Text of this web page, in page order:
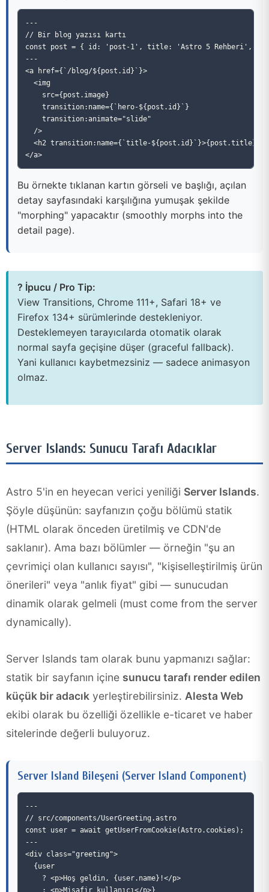
---
// Bir blog yazısı kartı
const post = { id: 'post-1', title: 'Astro 5 Rehberi',
---
<a href={`/blog/${post.id}`}>
  <img
    src={post.image}
    transition:name={`hero-${post.id}`}
    transition:animate="slide"
  />
<h2 transition:name={`title-${post.id}`}>{post.title}</
Bu örnekte tıklanan kartın görseli ve başlığı, açılan
detay sayfasındaki karşılığına yumuşak şekilde
"morphing" yapacaktır (smoothly morphs into the
detail page).
? İpucu / Pro Tip:
View Transitions, Chrome 111+, Safari 18+ ve
Firefox 134+ sürümlerinde destekleniyor.
Desteklemeyen tarayıcılarda otomatik olarak
normal sayfa geçişine düşer (graceful fallback).
Yani kullanıcı kaybetmezsiniz — sadece animasyon
olmaz.
Server Islands: Sunucu Tarafı Adacıklar
Astro 5'in en heyecan verici yeniliği Server Islands.
Şöyle düşünün: sayfanızın çoğu bölümü statik
(HTML olarak önceden üretilmiş ve CDN'de
saklanır). Ama bazı bölümler — örneğin "şu an
çevrimiçi olan kullanıcı sayısı", "kişiselleştirilmiş ürün
önerileri" veya "anlık fiyat" gibi — sunucudan
dinamik olarak gelmeli (must come from the server
dynamically).
Server Islands tam olarak bunu yapmanızı sağlar:
statik bir sayfanın içine sunucu tarafı render edilen
küçük bir adacık yerleştirebilirsiniz. Alesta Web
ekibi olarak bu özelliği özellikle e-ticaret ve haber
sitelerinde değerli buluyoruz.
Server Island Bileşeni (Server Island Component)
---
// src/components/UserGreeting.astro
const user = await getUserFromCookie(Astro.cookies);
---
<div class="greeting">
  {user
    ? <p>Hoş geldin, {user.name}!</p>
    : <p>Misafir kullanıcı</p>}